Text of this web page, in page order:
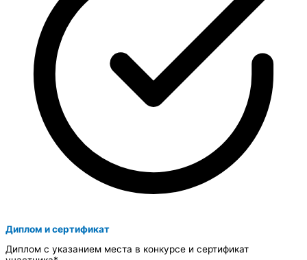
Диплом и сертификат
Диплом с указанием места в конкурсе и сертификат